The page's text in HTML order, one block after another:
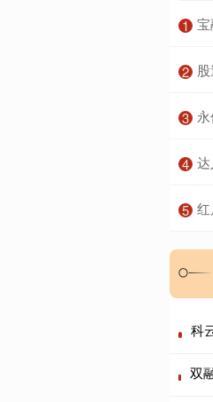
1 宝
2 股
3 永
4
5